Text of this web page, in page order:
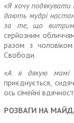
«Я хочу
дають мудрі
за те, що
серйозним
разом з
Свободи.
«А я дякую мамі
приєднується,
ось сімейні
РОЗВАГИ НА